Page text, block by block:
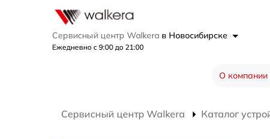
Сервисный центр Walkera в Новосибирске
Ежедневно с 9:00 до 21:00
О компании
Сервисный центр Walkera Каталог